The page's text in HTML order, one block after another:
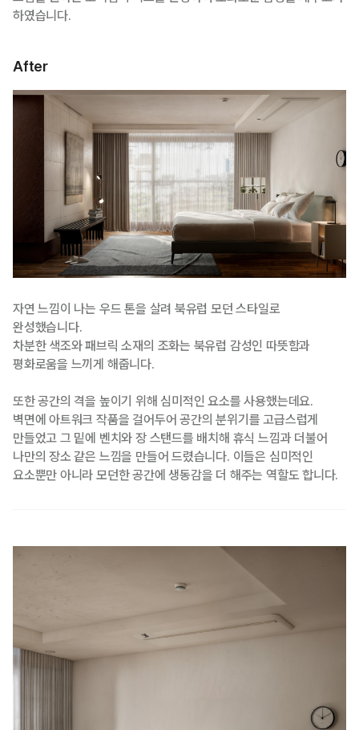
하였습니다.
After
자연 느낌이 나는 우드 톤을 살려 북유럽 모던 스타일로
완성했습니다.
차분한 색조와 패브릭 소재의 조화는 북유럽 감성인 따뜻함과
평화로움을 느끼게 해줍니다.
또한 공간의 격을 높이기 위해 심미적인 요소를 사용했는데요.
벽면에 아트워크 작품을 걸어두어 공간의 분위기를 고급스럽게
만들었고 그 밑에 벤치와 장 스탠드를 배치해 휴식 느낌과 더불어
나만의 장소 같은 느낌을 만들어 드렸습니다. 이들은 심미적인
요소뿐만 아니라 모던한 공간에 생동감을 더 해주는 역할도 합니다.